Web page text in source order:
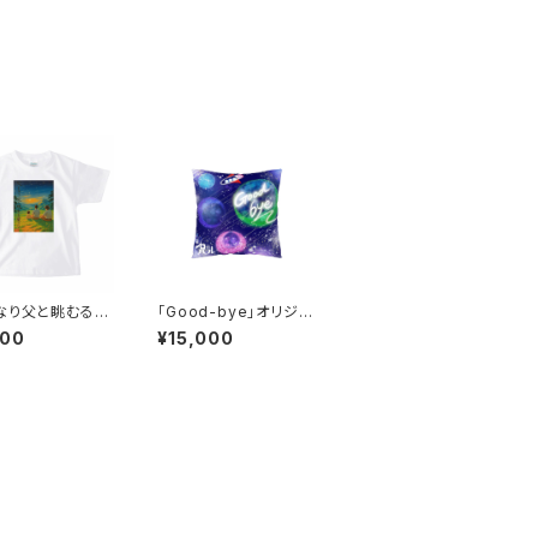
り父と眺むる蛍
俳句キッ
A（筆文字ｂｙ
「Good-bye」オリジナ
ルクッション（Art by Fa
ntasista Mayumi)
¥15,000